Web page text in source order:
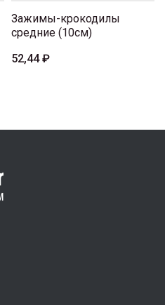
Зажимы-крокодилы
средние (10см)
52,44 ₽